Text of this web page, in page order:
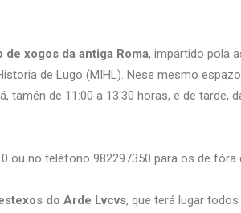
de xogos da antiga Roma, impartido pola
de Lugo (MIHL). Nese mesmo
tamén de 11:00 a 13:30 horas, e de tarde,
ou no teléfono 982297350 para os de fóra
do Arde Lvcvs, que terá lugar